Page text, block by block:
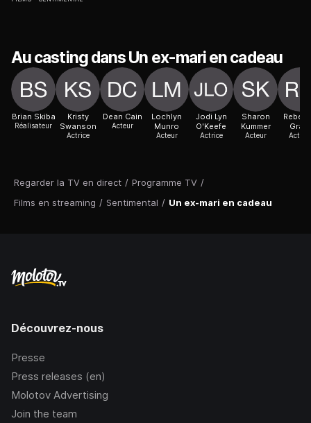
Regarder la TV en direct / Programme TV /
Films en streaming / Sentimental / Un ex-mari en cadeau
Au casting dans Un ex-mari en cadeau
Brian Skiba
Réalisateur
Kristy
Swanson
Actrice
Dean Cain
Acteur
Lochlyn
Munro
Acteur
Jodi Lyn
O'Keefe
Actrice
Sharon
Kummer
Acteur
Grant
Actrice
Découvrez-nous
Presse
Press releases (en)
Molotov Advertising
Join the team